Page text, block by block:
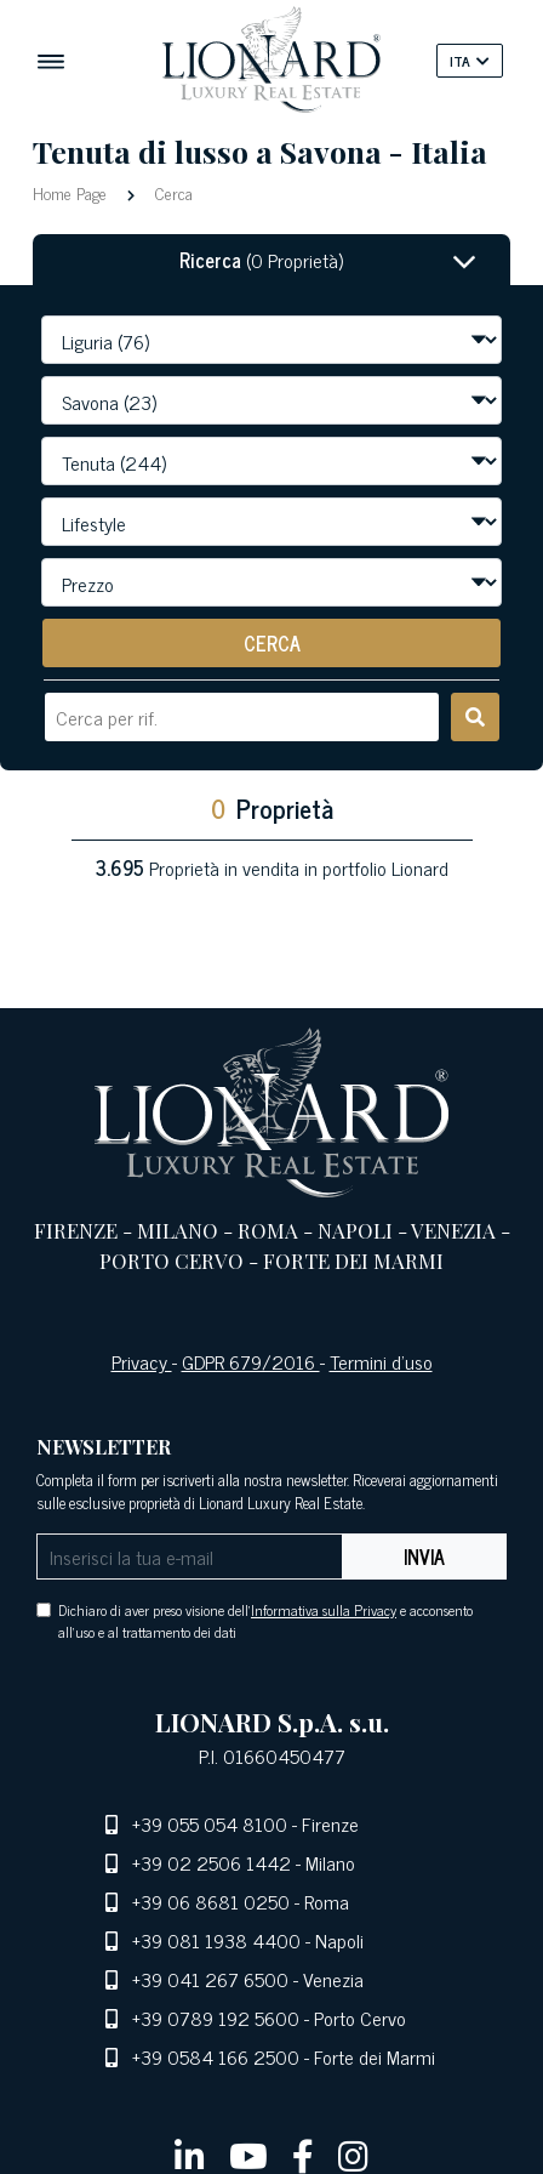
ITA
Tenuta di lusso a Savona - Italia
Home Page Cerca
Ricerca(0 Proprietà)
CERCA
0 Proprietà
3.695Proprietà in vendita in portfolio Lionard
FIRENZE-MILANO -ROMA -NAPOLI -VENEZIA -
PORTO CERVO -FORTE DEI MARMI
Privacy-GDPR 679/2016-Termini d’uso
NEWSLETTER
Completa il form per iscriverti alla nostra newsletter. Riceverai aggiornamenti
sulle esclusive proprietà di Lionard Luxury Real Estate.
INVIA
Dichiaro di aver preso visione dell'Informativa sulla Privacye acconsento
all'uso e al trattamento dei dati
LIONARD S.p.A. s.u.
P.I. 01660450477
+39 055 054 8100- Firenze
+39 02 2506 1442- Milano
+39 06 8681 0250- Roma
+39 081 1938 4400- Napoli
+39 041 267 6500- Venezia
+39 0789 192 5600- Porto Cervo
+39 0584 166 2500- Forte dei Marmi